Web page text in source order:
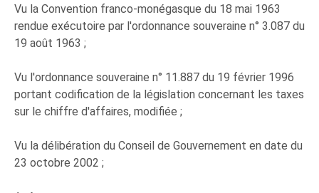
Vu la Convention franco-monégasque du 18 mai 1963
rendue exécutoire par l'ordonnance souveraine n° 3.087 du
19 août 1963 ;
Vu l'ordonnance souveraine n° 11.887 du 19 février 1996
portant codification de la législation concernant les taxes
sur le chiffre d'affaires, modifiée ;
Vu la délibération du Conseil de Gouvernement en date du
23 octobre 2002 ;